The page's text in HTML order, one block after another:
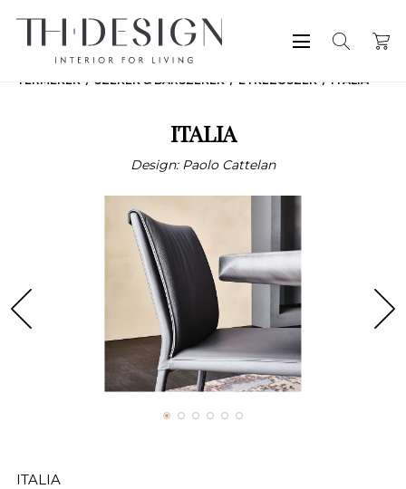
TERMÉKEK SZÉKEK & BÁRSZÉKEK ÉTKEZŐSZÉK ITALIA
ITALIA
Design: Paolo Cattelan
ITALIA